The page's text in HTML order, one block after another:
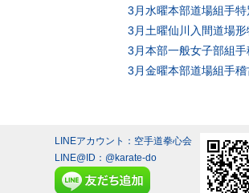
3月水曜本部道場組手
3月土曜仙川入間道場
3月本部一般女子部組手
3月金曜本部道場組手稽
LINEアカウント：空手道拳心会
LINE@ID： @karate-do